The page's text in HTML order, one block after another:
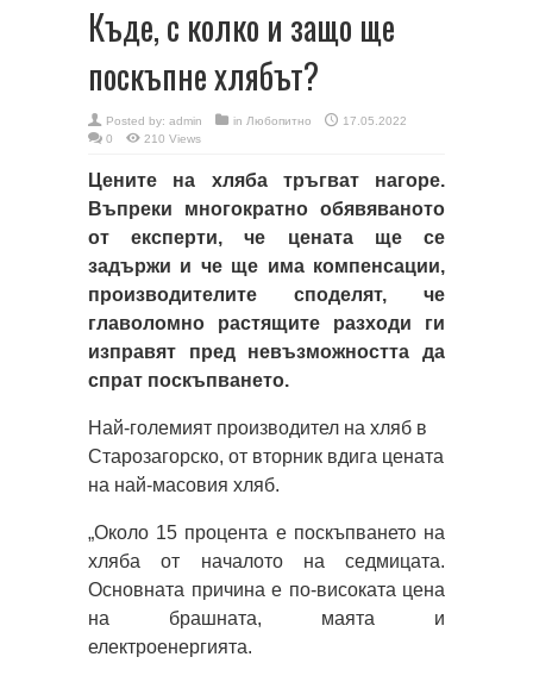
Къде, с колко и защо ще
поскъпне хлябът?
Posted by: admin in Любопитно
17.05.2022
0
210 Views
Цените на хляба тръгват нагоре.
Въпреки многократно обявяваното
от експерти, че цената ще се
задържи и че ще има компенсации,
производителите споделят, че
главоломно растящите разходи ги
изправят пред невъзможността да
спрат поскъпването.
Най-големият производител на хляб в
Старозагорско, от вторник вдига цената
на най-масовия хляб.
„Около 15 процента е поскъпването на
хляба от началото на седмицата.
Основната причина е по-високата цена
на брашната, маята и
електроенергията.